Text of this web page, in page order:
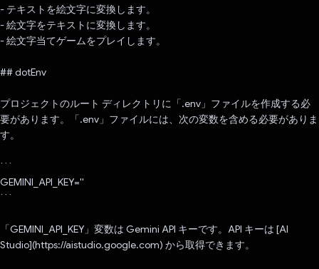
- テキストを絵文字に変換します。
- 絵文字をテキストに変換します。
- 絵文字当てゲームをプレイします。
## dotEnv
プロジェクトのルート ディレクトリに「.env」ファイルを作成する必
要があります。「.env」ファイルには、次の変数を含める必要がありま
す。
```
GEMINI_API_KEY=''
```
「GEMINI_API_KEY」変数は Gemini API キーです。API キーは [AI
Studio](https://aistudio.google.com) から取得できます。